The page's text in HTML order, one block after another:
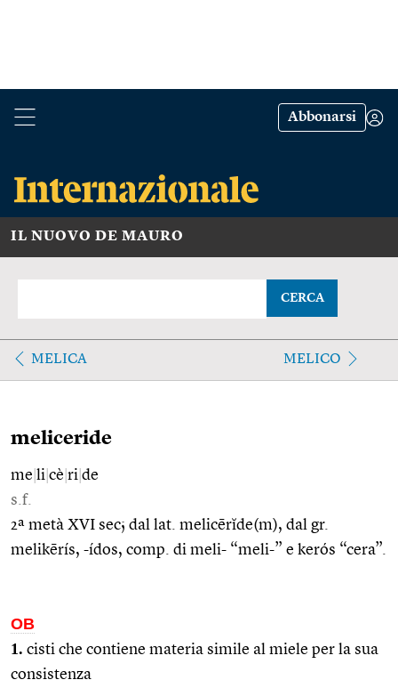
Abbonarsi
IL NUOVO DE MAURO
CERCA
MELICA MELICO
meliceride
me li cè ri de
s.f.
2ª metà XVI sec; dal lat. melicērĭde(m), dal gr.
melikērís, -ídos, comp. di meli- “meli-” e kerós “cera”.
OB
1. cisti che contiene materia simile al miele per la sua
consistenza